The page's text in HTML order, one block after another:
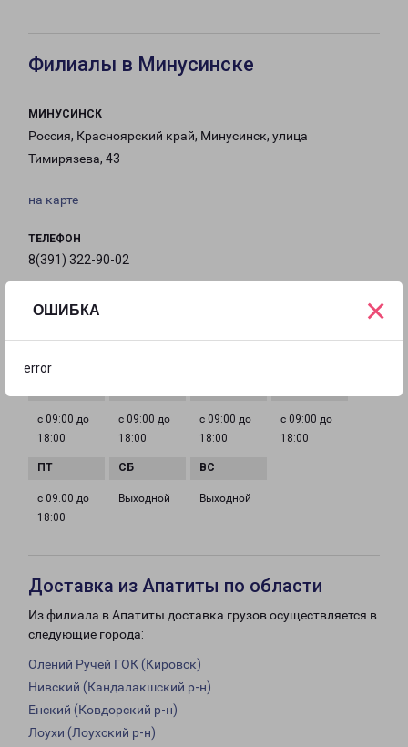
ОШИБКА
error
×
Филиалы в Минусинске
МИНУСИНСК
Россия, Красноярский край, Минусинск, улица
Тимирязева, 43
на карте
ТЕЛЕФОН
8(391) 322-90-02
minusinsk-fr@pecom.ru
с 09:00 до
18:00
с 09:00 до
18:00
с 09:00 до
18:00
с 09:00 до
18:00
с 09:00 до
18:00
Выходной Выходной
Доставка из Апатиты по области
Из филиала в Апатиты доставка грузов осуществляется в
следующие города:
Олений Ручей ГОК (Кировск)
Нивский (Кандалакшский р-н)
Енский (Ковдорский р-н)
Лоухи (Лоухский р-н)